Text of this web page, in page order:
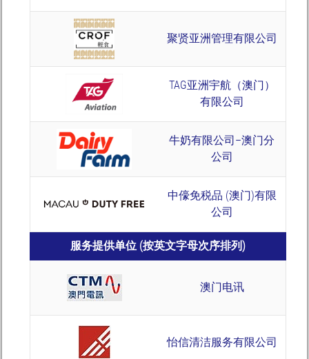
聚贤亚洲管理有限公司
TAG亚洲宇航（澳门）
有限公司
牛奶有限公司–澳门分
公司
中儫免税品 (澳门)有限
公司
服务提供单位 (按英文字母次序排列)
澳门电讯
怡信清洁服务有限公司